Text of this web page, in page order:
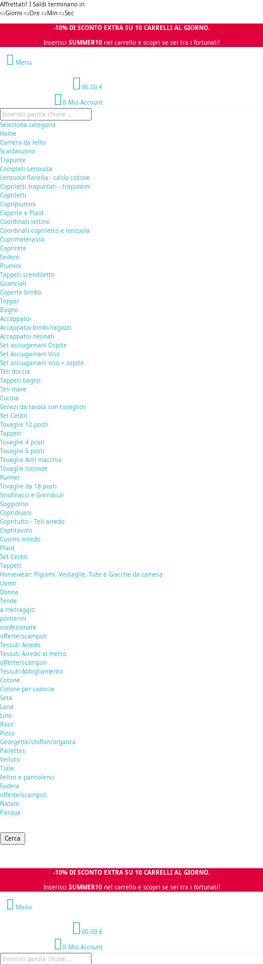
Affrettati! I Saldi terminano in
Giorni
Ore Min
Sec
-10% DI SCONTO EXTRA SU 10 CARRELLI AL GIORNO.
Inserisci SUMMER10 nel carrello e scopri se sei tra i fortunati!
Menu
00,00 €
Il Mio Account
Seleziona categoria
Home
Camera da letto
Scaldasonno
Trapunte
Completi Lenzuola
Lenzuola flanella - caldo cotone
Copriletti trapuntati - trapuntini
Copriletti
Copripiumini
Coperte e Plaid
Coordinati lettino
Coordinati copriletto e lenzuola
Coprimaterasso
Coprirete
Federe
Piumini
Tappeti scendiletto
Guanciali
Coperte bimbo
Topper
Bagno
Accappatoi
Accappatoi bimbi/ragazzi
Accappatoi neonati
Set asciugamani Ospite
Set Asciugamani Viso
Set asciugamani viso + ospite
Teli doccia
Tappeti bagno
Teli mare
Cucina
Servizi da tavola con tovaglioli
Set Centri
Tovaglie 12 posti
Tappeti
Tovaglie 4 posti
Tovaglie 6 posti
Tovaglie Anti macchia
Tovaglie rotonde
Runner
Tovaglie da 18 posti
Strofinacci e Grembiuli
Soggiorno
Copridivani
Copritutto - Teli arredo
Copritavolo
Cuscini arredo
Plaid
Set Centri
Tappeti
Homewear: Pigiami, Vestaglie, Tute e Giacche da camera
Uomo
Donna
Tende
a metraggio
portierini
confezionate
offerte/scampoli
Tessuti Arredo
Tessuti Arredo al metro
offerte/scampoli
Tessuti Abbigliamento
Cotone
Cotone per camicie
Seta
Lana
Lino
Raso
Pizzo
Georgette/chiffon/organza
Pailettes
Velluto
Tulle
Feltro e pannolenci
Fodera
offerte/scampoli
Natale
Pasqua
Cerca
-10% DI SCONTO EXTRA SU 10 CARRELLI AL GIORNO.
Inserisci SUMMER10 nel carrello e scopri se sei tra i fortunati!
Menu
00,00 €
Il Mio Account